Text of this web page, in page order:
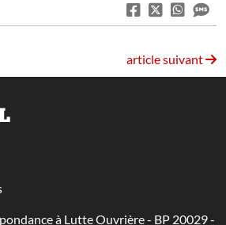
article suivant
à Lutte Ouvrière - BP 20029 -